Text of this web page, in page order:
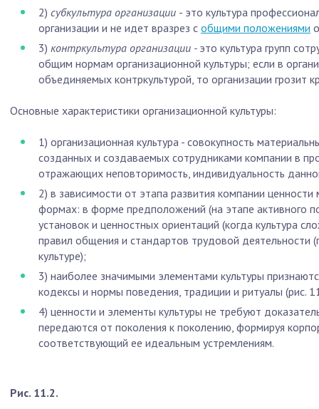
2) субкультура организации - это культура
организации и не идет вразрез с общими положениями
3) контркультура организации - это культура групп
общим нормам организационной культуры; если в
объединяемых контркультурой, то организации грозит
Основные характеристики организационной культуры:
1) организационная культура - совокупность
созданных и создаваемых сотрудниками компании в
отражающих неповторимость, индивидуальность
2) в зависимости от этапа развития компании
формах: в форме предположений (на этапе активного
установок и ценностных ориентаций (когда культура
правил общения и стандартов трудовой деятельности
культуре);
3) наиболее значимыми элементами культуры
кодексы и нормы поведения, традиции и ритуалы (рис.
4) ценности и элементы культуры не требуют
передаются от поколения к поколению, формируя
соответствующий ее идеальным устремлениям.
Рис. 11.2.